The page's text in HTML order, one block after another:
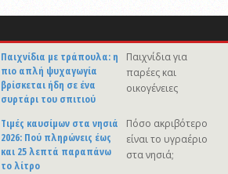
Παιχνίδια με τράπουλα: η
πιο απλή ψυχαγωγία
βρίσκεται ήδη σε ένα
συρτάρι του σπιτιού
Παιχνίδια για
παρέες και
οικογένειες
Τιμές καυσίμων στα νησιά
2026: Πού πληρώνεις έως
και 25 λεπτά παραπάνω
το λίτρο
Πόσο ακριβότερο
είναι το υγραέριο
στα νησιά;